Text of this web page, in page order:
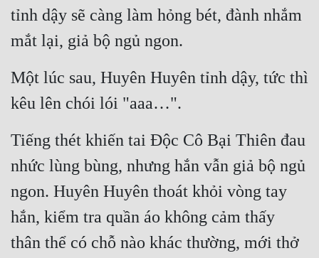
tỉnh dậy sẽ càng làm hỏng bét, đành nhắm
mắt lại, giả bộ ngủ ngon.
Một lúc sau, Huyên Huyên tỉnh dậy, tức thì
kêu lên chói lói "aaa…".
Tiếng thét khiến tai Độc Cô Bại Thiên đau
nhức lùng bùng, nhưng hắn vẫn giả bộ ngủ
ngon. Huyên Huyên thoát khỏi vòng tay
hắn, kiểm tra quần áo không cảm thấy
thân thể có chỗ nào khác thường, mới thở